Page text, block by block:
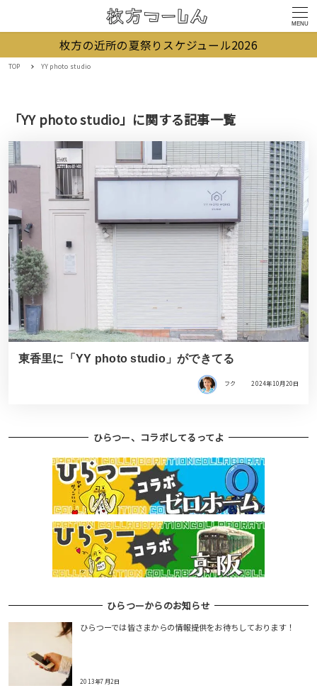
MENU
枚方の近所の夏祭りスケジュール2026
TOP YY photo studio
「YY photo studio」に関する記事一覧
東香里に「YY photo studio」ができてる
フク 2024年10月20日
ひらつー、コラボしてるってよ
ひらつーからのお知らせ
ひらつーでは皆さまからの情報提供をお待ちしております！
2013年7月2日